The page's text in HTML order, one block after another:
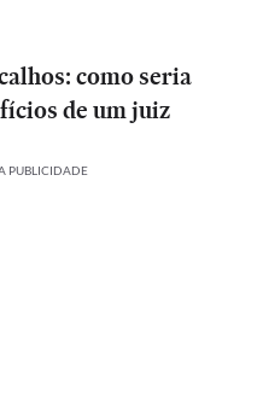
como seria
de um juiz
PUBLICIDADE